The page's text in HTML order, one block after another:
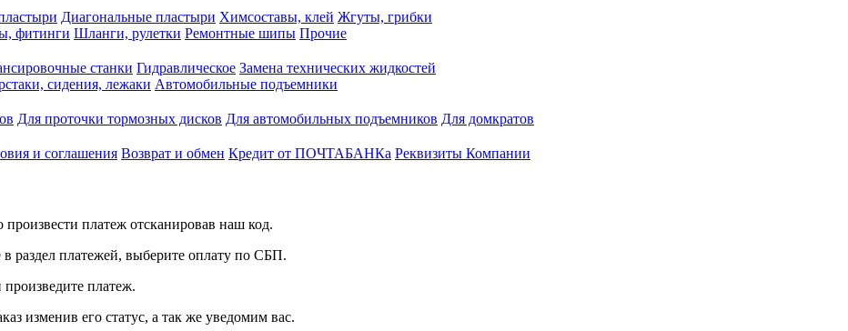
Диагональные пластыри Химсоставы, клей Жгуты, грибки
фитинги Шланги, рулетки Ремонтные шипы Прочие
станки Гидравлическое Замена технических жидкостей
сидения, лежаки Автомобильные подъемники
Для проточки тормозных дисков Для автомобильных подъемников Для домкратов
и соглашения Возврат и обмен Кредит от ПОЧТАБАНКа Реквизиты Компании
платеж отсканировав наш код.
раздел платежей, выберите оплату по СБП.
платеж.
изменив его статус, а так же уведомим вас.